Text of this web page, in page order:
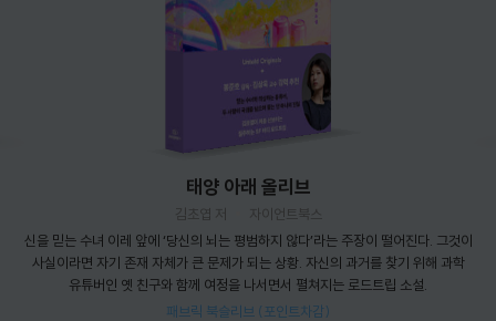
태양 아래 올리브
김초엽 저
자이언트북스
신을 믿는 수녀 이레 앞에 ‘당신의 뇌는 평범하지 않다’라는 주장이 떨어진다. 그것이
사실이라면 자기 존재 자체가 큰 문제가 되는 상황. 자신의 과거를 찾기 위해 과학
유튜버인 옛 친구와 함께 여정을 나서면서 펼쳐지는 로드트립 소설.
패브릭 북슬리브 (포인트차감)